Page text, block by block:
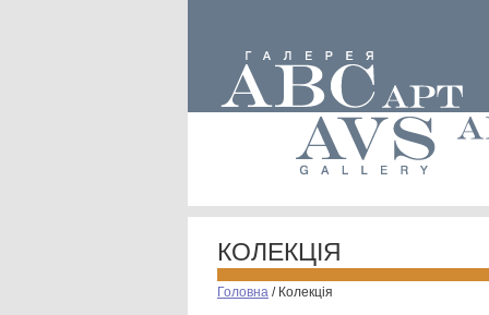
КОЛЕКЦІЯ
Головна / Колекція